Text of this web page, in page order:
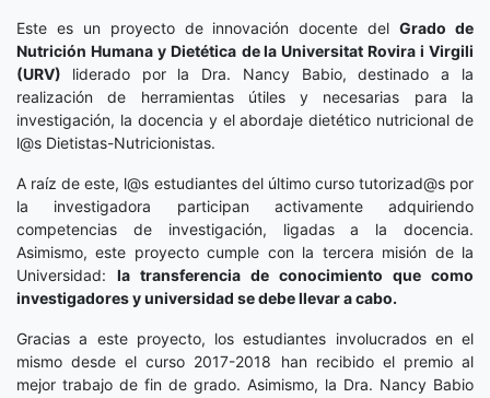
Este es un proyecto de innovación docente delGrado de
Nutrición Humana y Dietética de la Universitat Rovira i Virgili
(URV) liderado por la Dra. Nancy Babio, destinado a la
realización de herramientas útiles y necesarias para la
investigación, la docencia y el abordaje dietético nutricional de
l@s Dietistas-Nutricionistas.
A raíz de este, l@s estudiantes del último curso tutorizad@s por
la investigadora participan activamente adquiriendo
competencias de investigación, ligadas a la docencia.
Asimismo, este proyecto cumple con la tercera misión de la
Universidad: la transferencia de conocimiento que como
investigadores y universidad se debe llevar a cabo.
Gracias a este proyecto, los estudiantes involucrados en el
mismo desde el curso 2017-2018 han recibido el premio al
mejor trabajo de fin de grado. Asimismo, la Dra. Nancy Babio